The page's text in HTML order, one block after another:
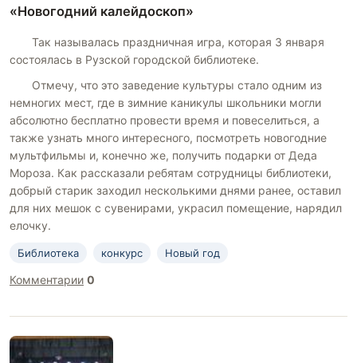
«Новогодний калейдоскоп»
Так называлась праздничная игра, которая 3 января
состоялась в Рузской городской библиотеке.
Отмечу, что это заведение культуры стало одним из
немногих мест, где в зимние каникулы школьники могли
абсолютно бесплатно провести время и повеселиться, а
также узнать много интересного, посмотреть новогодние
мультфильмы и, конечно же, получить подарки от Деда
Мороза. Как рассказали ребятам сотрудницы библиотеки,
добрый старик заходил несколькими днями ранее, оставил
для них мешок с сувенирами, украсил помещение, нарядил
елочку.
Библиотека конкурс Новый год
Комментарии 0